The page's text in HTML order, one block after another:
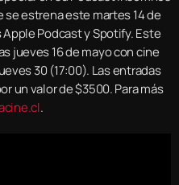
estrena este martes 14 de
Podcast y Spotify. Este
jueves 16 de mayo con cine
30 (17:00). Las entradas
un valor de $3500. Para más
.